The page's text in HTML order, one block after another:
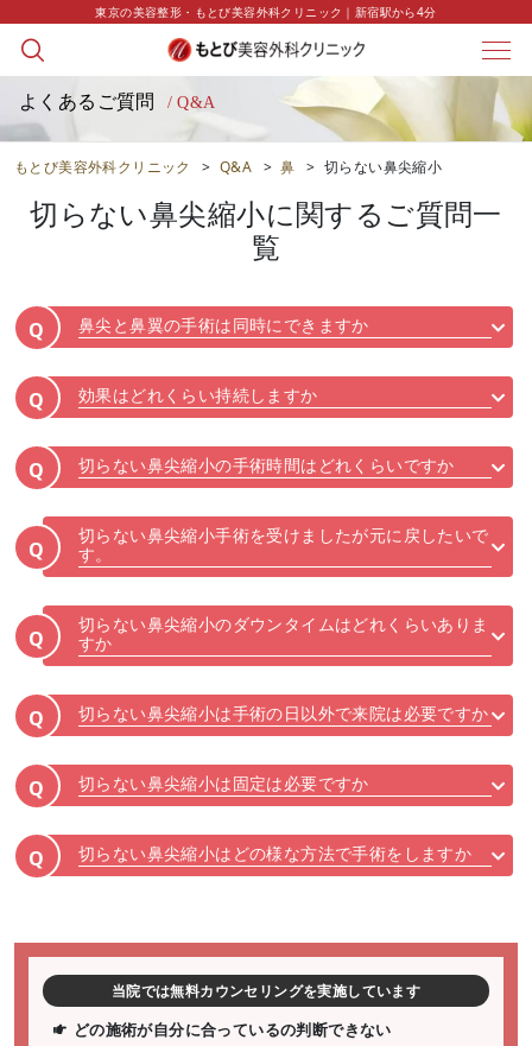
東京の美容整形・もとび美容外科クリニック｜新宿駅から4分
よくあるご質問 / Q&A
もとび美容外科クリニック > Q&A > 鼻 > 切らない鼻尖縮小
切らない鼻尖縮小に関するご質問一
覧
Q 鼻尖と鼻翼の手術は同時にできますか
Q 効果はどれくらい持続しますか
Q 切らない鼻尖縮小の手術時間はどれくらいですか
Q
切らない鼻尖縮小手術を受けましたが元に戻したいで
す。
Q
切らない鼻尖縮小のダウンタイムはどれくらいありま
すか
Q 切らない鼻尖縮小は手術の日以外で来院は必要ですか
Q 切らない鼻尖縮小は固定は必要ですか
Q 切らない鼻尖縮小はどの様な方法で手術をしますか
当院では無料カウンセリングを実施しています
どの施術が自分に合っているの判断できない